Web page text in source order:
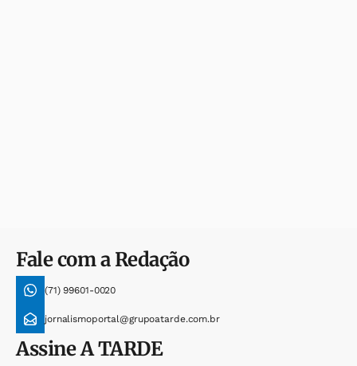
Fale com a Redação
(71) 99601-0020
jornalismoportal@grupoatarde.com.br
AssineA TARDE